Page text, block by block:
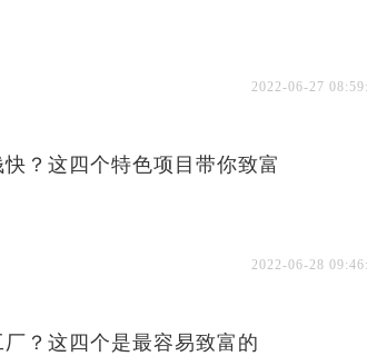
2022-06-27
？这四个特色项目带你致富
2022-06-28
？这四个是最容易致富的